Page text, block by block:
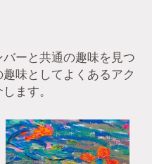
ーと共通の趣味を見つ
味としてよくあるアク
ます。